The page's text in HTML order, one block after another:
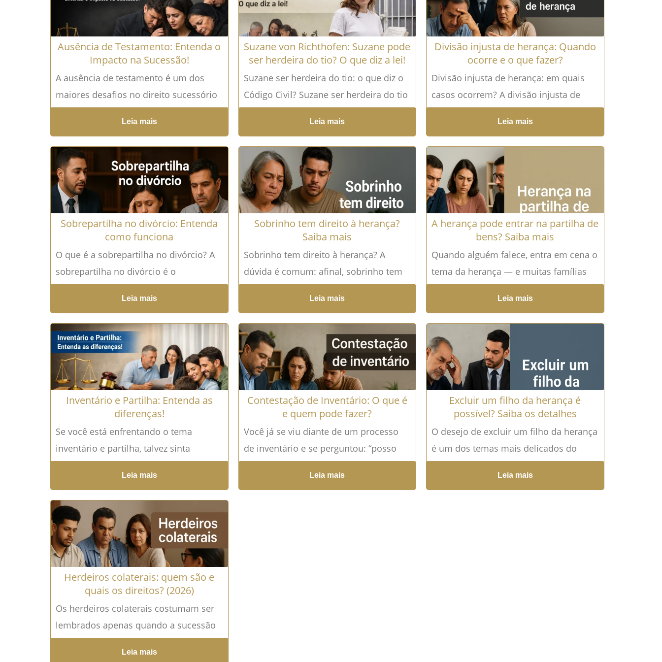
Ausência de Testamento: Entenda o
Impacto na Sucessão!
A ausência de testamento é um dos
maiores desafios no direito sucessório
brasileiro porque pode gerar
insegurança jurídica, conflitos
familiares, atrasos nos procedimentos...
Leia mais →
Leia mais
Suzane von Richthofen: Suzane pode
ser herdeira do tio? O que diz a lei!
Suzane ser herdeira do tio: o que diz o
Código Civil? Suzane ser herdeira do tio
é uma possibilidade que levanta
Leia mais →
Leia mais
Divisão injusta de herança: Quando
ocorre e o que fazer?
Divisão injusta de herança: em quais
casos ocorrem? A divisão injusta de
herança pode ocorrer de diversas
formas. A seguir, destacamos...
mais →
Leia mais
Sobrepartilha no divórcio: Entenda
como funciona
O que é a sobrepartilha no divórcio? A
sobrepartilha no divórcio é o
instrumento jurídico que permite
rediscutir a divisão de...
Leia mais
Sobrinho tem direito à herança?
Saiba mais
Sobrinho tem direito à herança? A
dúvida é comum: afinal, sobrinho tem
direito à herança do tio ou tia? E se...
Leia mais
A herança pode entrar na partilha de
bens? Saiba mais
Quando alguém falece, entra em cena o
tema da herança — e muitas famílias
ficam confusas sobre o que acontece a
Leia mais →
Leia mais
Inventário e Partilha: Entenda as
diferenças!
Se você está enfrentando o tema
inventário e partilha, talvez sinta
insegurança, ansiedade ou receio de
cometer um erro que comprometa o...
Leia mais →
Leia mais
Contestação de Inventário: O que é
e quem pode fazer?
Você já se viu diante de um processo
de inventário e se perguntou: “posso
contestar aquilo que está sendo
discutido?”, “meus direitos...
Leia mais
Excluir um filho da herança é
possível? Saiba os detalhes
O desejo de excluir um filho da herança
é um dos temas mais delicados do
Direito das Sucessões. Trata-se de uma
Leia mais →
Leia mais
Herdeiros colaterais: quem são e
quais os direitos? (2026)
Os herdeiros colaterais costumam ser
lembrados apenas quando a sucessão
é mais distante — mas é justamente
nesses casos que surgem as...
Leia mais